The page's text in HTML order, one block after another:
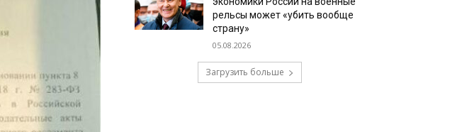
рельсы может «убить вообще
страну»
05.08.2026
Загрузить больше